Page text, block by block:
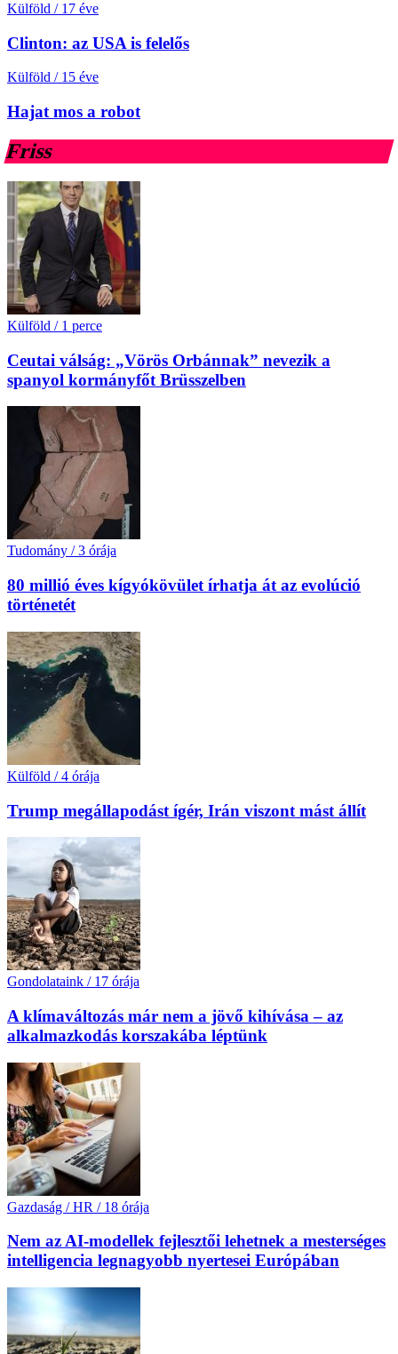
Külföld / 17 éve
Clinton: az USA is felelős
Külföld / 15 éve
Hajat mos a robot
Friss
Külföld / 1 perce
Ceutai válság: „Vörös Orbánnak” nevezik a
spanyol kormányfőt Brüsszelben
Tudomány / 3 órája
80 millió éves kígyókövület írhatja át az evolúció
történetét
Külföld / 4 órája
Trump megállapodást ígér, Irán viszont mást állít
Gondolataink / 17 órája
A klímaváltozás már nem a jövő kihívása – az
alkalmazkodás korszakába léptünk
Gazdaság / HR / 18 órája
Nem az AI-modellek fejlesztői lehetnek a mesterséges
intelligencia legnagyobb nyertesei Európában